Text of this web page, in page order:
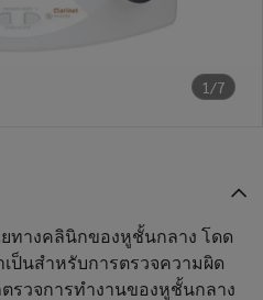
1/7
ยทางคลินิกของหูชั้นกลาง โดด
ป็นสำหรับการตรวจความผิด
รวจการทำงานของหูชั้นกลาง